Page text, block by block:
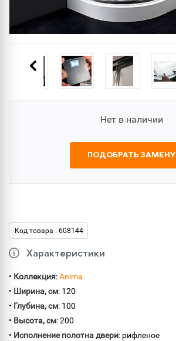
Нет в наличии
ПОДОБРАТЬ ЗАМЕНУ
Код товара : 608144
Характеристики
• Коллекция:Anima
• Ширина, см: 120
• Глубина, см: 100
• Высота, см: 200
• Исполнение полотна двери: рифленое